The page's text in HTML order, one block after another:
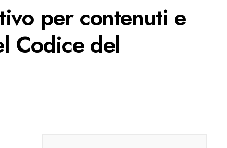
per contenuti e
Codice del